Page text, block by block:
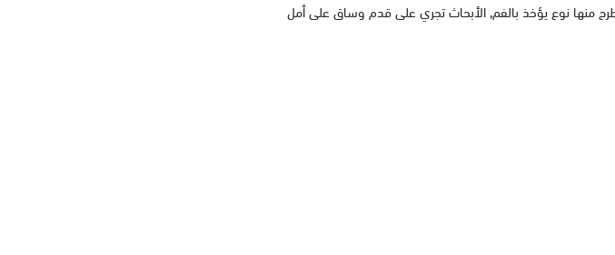
منها نوع يؤخذ بالفم, الأبحاث تجري على قدم وساق على أمل